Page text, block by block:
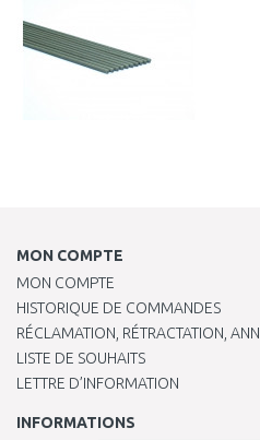
MON COMPTE
MON COMPTE
HISTORIQUE DE COMMANDES
RÉCLAMATION, RÉTRACTATION,
LISTE DE SOUHAITS
LETTRE D’INFORMATION
INFORMATIONS